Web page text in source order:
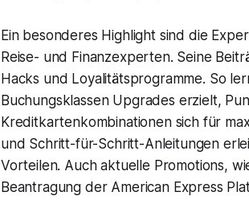
Ein besonderes Highlight sind die
Reise- und Finanzexperten. Seine
Hacks und Loyalitätsprogramme. So
Buchungsklassen Upgrades erzielt,
Kreditkartenkombinationen sich für
und Schritt-für-Schritt-Anleitungen
Vorteilen. Auch aktuelle Promotions,
Beantragung der American Express